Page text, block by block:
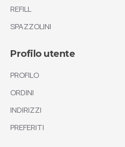
REFILL
SPAZZOLINI
Profilo utente
PROFILO
ORDINI
INDIRIZZI
PREFERITI